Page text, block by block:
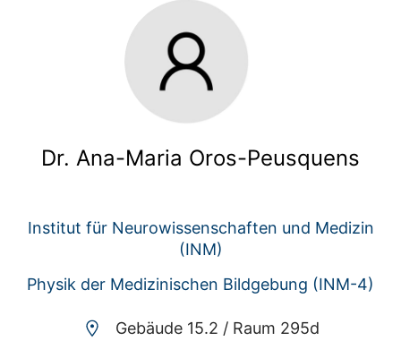
Dr. Ana-Maria Oros-Peusquens
Institut für Neurowissenschaften und Medizin
(INM)
Physik der Medizinischen Bildgebung (INM-4)
Gebäude 15.2 / Raum 295d